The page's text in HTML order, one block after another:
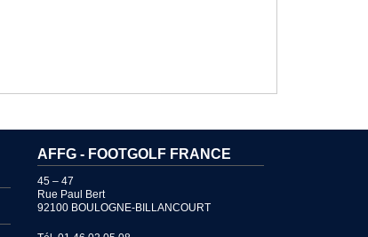
AFFG - FOOTGOLF FRANCE
45 – 47
Rue Paul Bert
92100 BOULOGNE-BILLANCOURT